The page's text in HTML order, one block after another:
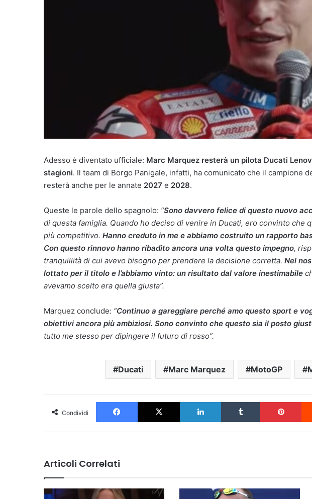
Adesso è diventato ufficiale: Marc Marquez resterà un pilota Ducati
stagioni. Il team di Borgo Panigale, infatti, ha comunicato che il campione
resterà anche per le annate 2027 e 2028.
Queste le parole dello spagnolo: “Sono davvero felice di questo nuovo
di questa famiglia. Quando ho deciso di venire in Ducati, ero convinto che
più competitivo. Hanno creduto in me e abbiamo costruito un rapporto
Con questo rinnovo hanno ribadito ancora una volta questo impegno,
tranquillità di cui avevo bisogno per prendere la decisione corretta. Nel
lottato per il titolo e l’abbiamo vinto: un risultato dal valore inestimabile
avevamo scelto era quella giusta”.
Marquez conclude: “Continuo a gareggiare perché amo questo sport e
obiettivi ancora più ambiziosi. Sono convinto che questo sia il posto
tutto me stesso per dipingere il futuro di rosso”.
Ducati Marc Marquez MotoGP
Condividi
Facebook X LinkedIn Tumblr
Articoli Correlati